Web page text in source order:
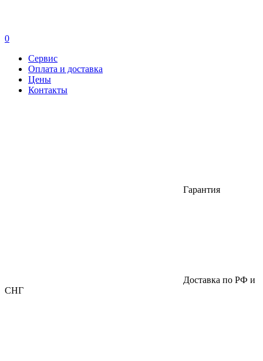
0
Сервис
Оплата и доставка
Цены
Контакты
Гарантия
Доставка по РФ и
СНГ